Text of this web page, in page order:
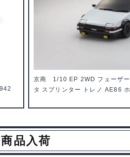
京商 1/10 EP 2WD フェーザ
タ スプリンター トレノ AE86
商品入荷